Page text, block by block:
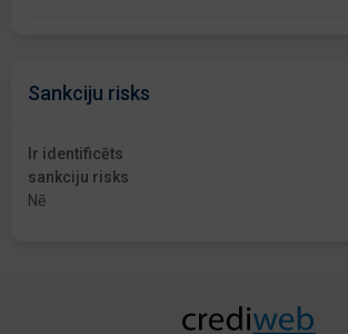
Sankciju risks
Ir identificēts
sankciju risks
Nē